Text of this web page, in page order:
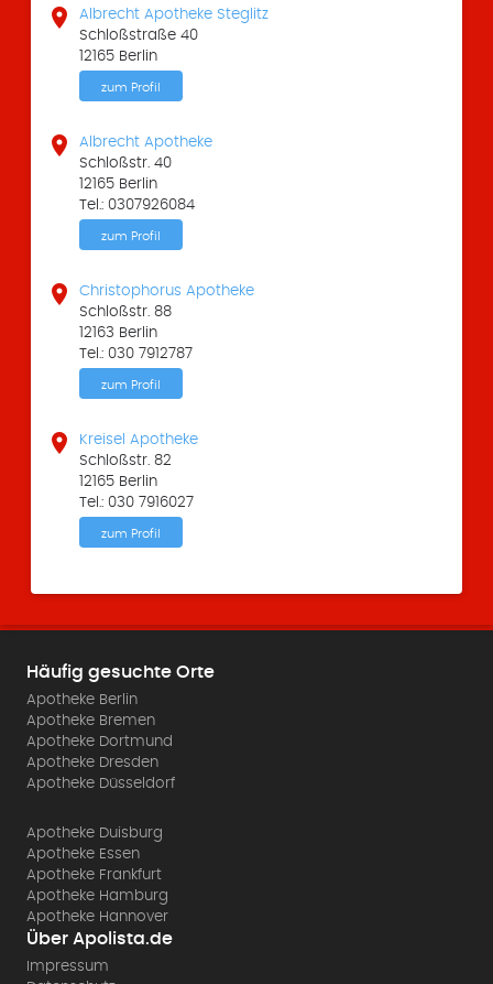

Albrecht Apotheke Steglitz
Schloßstraße 40
12165 Berlin
zum Profil

Albrecht Apotheke
Schloßstr. 40
12165 Berlin
Tel.: 0307926084
zum Profil

Christophorus Apotheke
Schloßstr. 88
12163 Berlin
Tel.: 030 7912787
zum Profil

Kreisel Apotheke
Schloßstr. 82
12165 Berlin
Tel.: 030 7916027
zum Profil
Häufig gesuchte Orte
Apotheke Berlin
Apotheke Bremen
Apotheke Dortmund
Apotheke Dresden
Apotheke Düsseldorf
Apotheke Duisburg
Apotheke Essen
Apotheke Frankfurt
Apotheke Hamburg
Apotheke Hannover
Über Apolista.de
Impressum